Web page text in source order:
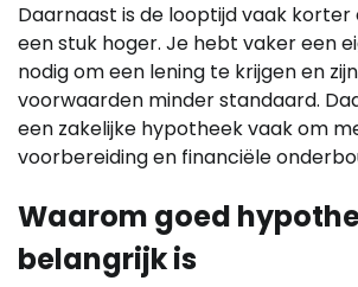
Daarnaast is de looptijd vaak
een stuk hoger. Je hebt vaker een
nodig om een lening te krijgen en
voorwaarden minder standaard.
een zakelijke hypotheek vaak om
voorbereiding en financiële
Waarom goed
belangrijk is